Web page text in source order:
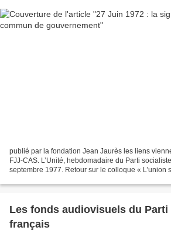
publié par la fondation Jean Jaurès les liens
FJJ-CAS. L’Unité, hebdomadaire du Parti
septembre 1977. Retour sur le colloque « L’union
Les fonds audiovisuels du
français